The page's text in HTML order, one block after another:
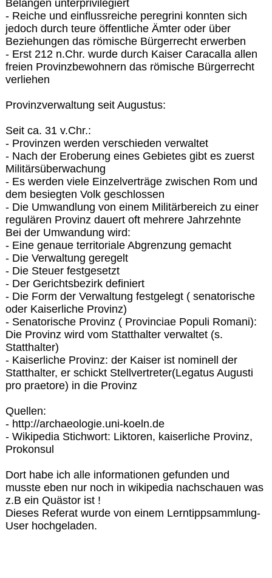
Belangen unterprivilegiert
- Reiche und einflussreiche peregrini konnten sich
jedoch durch teure öffentliche Ämter oder über
Beziehungen das römische Bürgerrecht erwerben
- Erst 212 n.Chr. wurde durch Kaiser Caracalla allen
freien Provinzbewohnern das römische Bürgerrecht
verliehen
Provinzverwaltung seit Augustus:
Seit ca. 31 v.Chr.:
- Provinzen werden verschieden verwaltet
- Nach der Eroberung eines Gebietes gibt es zuerst
Militärsüberwachung
- Es werden viele Einzelverträge zwischen Rom und
dem besiegten Volk geschlossen
- Die Umwandlung von einem Militärbereich zu einer
regulären Provinz dauert oft mehrere Jahrzehnte
Bei der Umwandung wird:
- Eine genaue territoriale Abgrenzung gemacht
- Die Verwaltung geregelt
- Die Steuer festgesetzt
- Der Gerichtsbezirk definiert
- Die Form der Verwaltung festgelegt ( senatorische
oder Kaiserliche Provinz)
- Senatorische Provinz ( Provinciae Populi Romani):
Die Provinz wird vom Statthalter verwaltet (s.
Statthalter)
- Kaiserliche Provinz: der Kaiser ist nominell der
Statthalter, er schickt Stellvertreter(Legatus Augusti
pro praetore) in die Provinz
Quellen:
- http://archaeologie.uni-koeln.de
- Wikipedia Stichwort: Liktoren, kaiserliche Provinz,
Prokonsul
Dort habe ich alle informationen gefunden und
musste eben nur noch in wikipedia nachschauen was
z.B ein Quästor ist !
Dieses Referat wurde von einem Lerntippsammlung-
User hochgeladen.